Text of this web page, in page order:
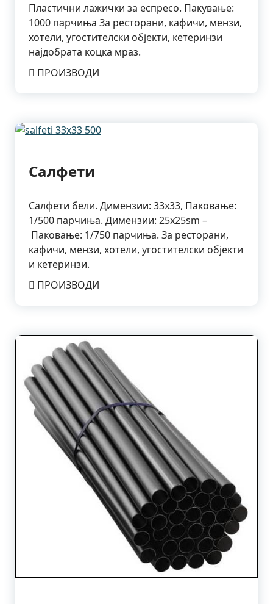
Пластични лажички за еспресо. Пакување:
1000 парчиња За ресторани, кафичи, мензи,
хотели, угостителски објекти, кетеринзи
најдобрата коцка мраз.
ПРОИЗВОДИ
Салфети
Салфети бели. Димензии: 33х33, Паковање:
1/500 парчиња. Димензии: 25х25sm –
Паковање: 1/750 парчиња. За ресторани,
кафичи, мензи, хотели, угостителски објекти
и кетеринзи.
ПРОИЗВОДИ